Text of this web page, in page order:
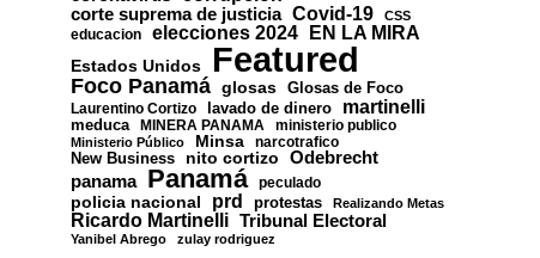
corte suprema de justicia Covid-19 CSS
educacion elecciones 2024 EN LA MIRA
Estados Unidos Featured
Foco Panamá glosas Glosas de Foco
Laurentino Cortizo lavado de dinero martinelli
meduca MINERA PANAMA ministerio publico
Ministerio Público Minsa
narcotrafico
New Business
nito cortizo Odebrecht
panama Panamá peculado
policia nacional prd protestas Realizando Metas
Ricardo Martinelli Tribunal Electoral
Yanibel Abrego zulay rodriguez